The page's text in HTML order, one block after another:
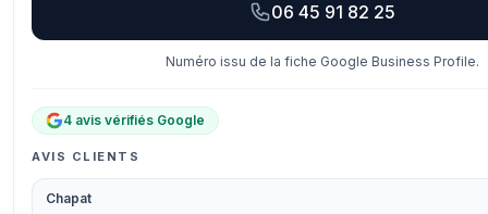
06 45 91 82 25
Numéro issu de la fiche Google Business Profile.
4 avis vérifiés Google
AVIS CLIENTS
Chapat